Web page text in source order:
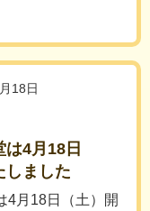
18日
4月18日
しました
4月18日（土）開